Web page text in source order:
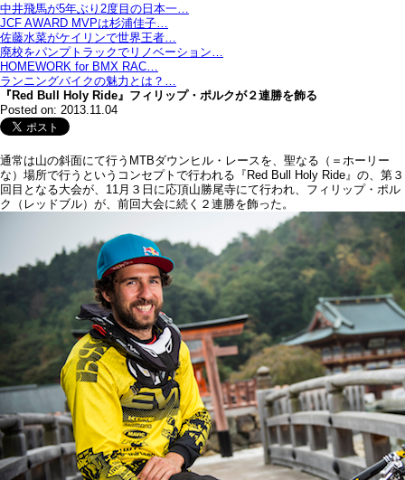
中井飛馬が5年ぶり2度目の日本一…
JCF AWARD MVPは杉浦佳子…
佐藤水菜がケイリンで世界王者…
廃校をパンプトラックでリノベーション…
HOMEWORK for BMX RAC…
ランニングバイクの魅力とは？…
『Red Bull Holy Ride』フィリップ・ポルクが２連勝を飾る
Posted on: 2013.11.04
通常は山の斜面にて行うMTBダウンヒル・レースを、聖なる（＝ホーリー
な）場所で行うというコンセプトで行われる『Red Bull Holy Ride』の、第３
回目となる大会が、11月３日に応頂山勝尾寺にて行われ、フィリップ・ポル
ク（レッドブル）が、前回大会に続く２連勝を飾った。